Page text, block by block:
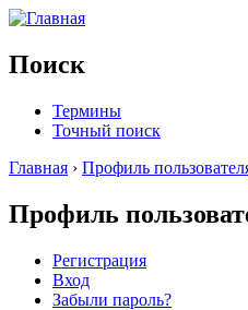
Поиск
Термины
Точный поиск
Главная › Профиль
Профиль
Регистрация
Вход
Забыли пароль?